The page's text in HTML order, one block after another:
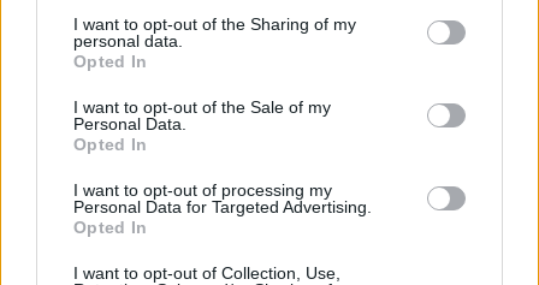
not limited to your visit or usage behaviour. You may click to
grant or deny consent to Google and its third-party tags to
use your data for below specified purposes in below Google
consent section.
I want to opt-out of the Sharing of my
personal data.
Opted In
I want to opt-out of the Sale of my
Personal Data.
Opted In
I want to opt-out of processing my
Personal Data for Targeted Advertising.
Opted In
I want to opt-out of Collection, Use,
Leeds UnitedvsManchester
United
Felkészülési szezon 5. mérkőzés
Croke Park, Dublin
3 nap 5 óra 12 perc 8 másodperc